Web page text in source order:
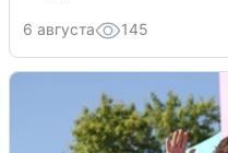
6 августа 145